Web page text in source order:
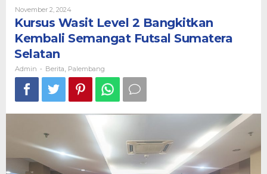
Bangkitkan
Semangat
Selatan
November 2, 2024Oleh
Admin
Kursus Wasit Level 2 Bangkitkan
Kembali Semangat Futsal Sumatera
Selatan
Admin - Berita Palembang